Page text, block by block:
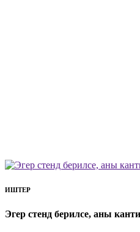
ИШТЕР
Эгер стенд берилсе, аны